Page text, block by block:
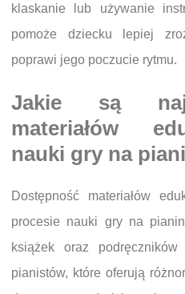
klaskanie lub używanie
pomoże dziecku lepiej
poprawi jego poczucie rytmu.
Jakie są
materiałów
nauki gry na
Dostępność materiałów
procesie nauki gry na
książek oraz
pianistów, które oferują